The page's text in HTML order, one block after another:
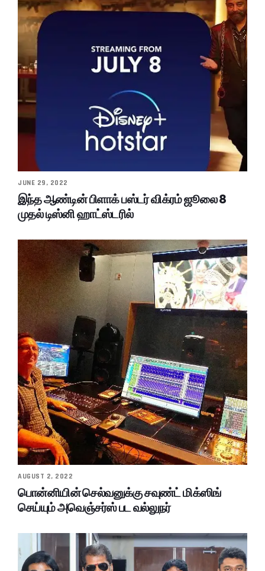
JUNE 29, 2022
இந்த ஆண்டின் பிளாக் பஸ்டர் விக்ரம் ஜூலை 8
முதல் டிஸ்னி ஹாட்ஸ்டரில்
AUGUST 2, 2022
பொன்னியின் செல்வனுக்கு சவுண்ட் மிக்ஸிங்
செய்யும் அவெஞ்சர்ஸ் பட வல்லுநர்